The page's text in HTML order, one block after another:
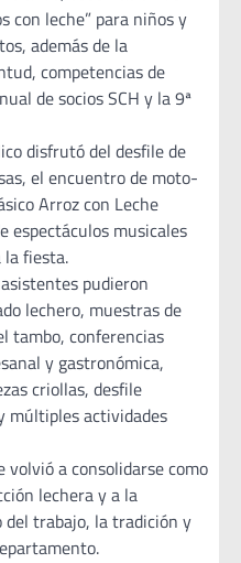
con leche” para niños y
además de la
competencias de
de socios SCH y la 9ª
disfrutó del desfile de
el encuentro de moto-
Arroz con Leche
espectáculos musicales
la fiesta.
pudieron
lechero, muestras de
tambo, conferencias
y gastronómica,
criollas, desfile
múltiples actividades
volvió a consolidarse como
lechera y a la
del trabajo, la tradición y